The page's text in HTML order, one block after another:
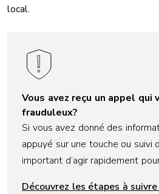
local.
Vous avez reçu un appel qui
frauduleux?
Si vous avez donné des
appuyé sur une touche ou suivi
important d’agir rapidement
Découvrez les étapes à